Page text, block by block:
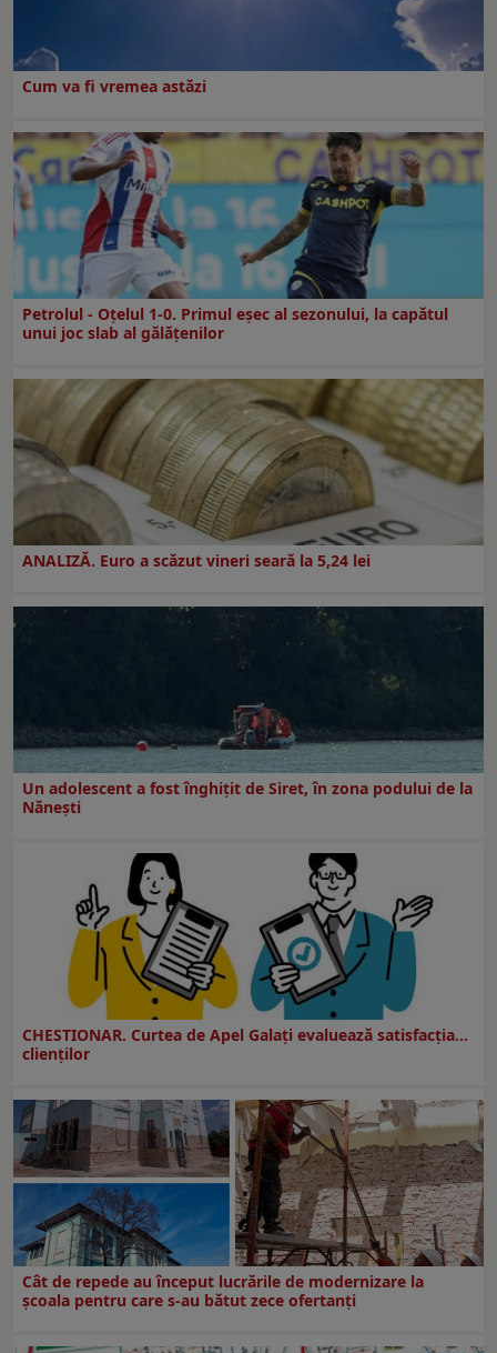
Cum va fi vremea astăzi
Petrolul - Oțelul 1-0. Primul eșec al sezonului, la capătul
unui joc slab al gălățenilor
ANALIZĂ. Euro a scăzut vineri seară la 5,24 lei
Un adolescent a fost înghițit de Siret, în zona podului de la
Nănești
CHESTIONAR. Curtea de Apel Galați evaluează satisfacția...
clienților
Cât de repede au început lucrările de modernizare la
şcoala pentru care s-au bătut zece ofertanţi